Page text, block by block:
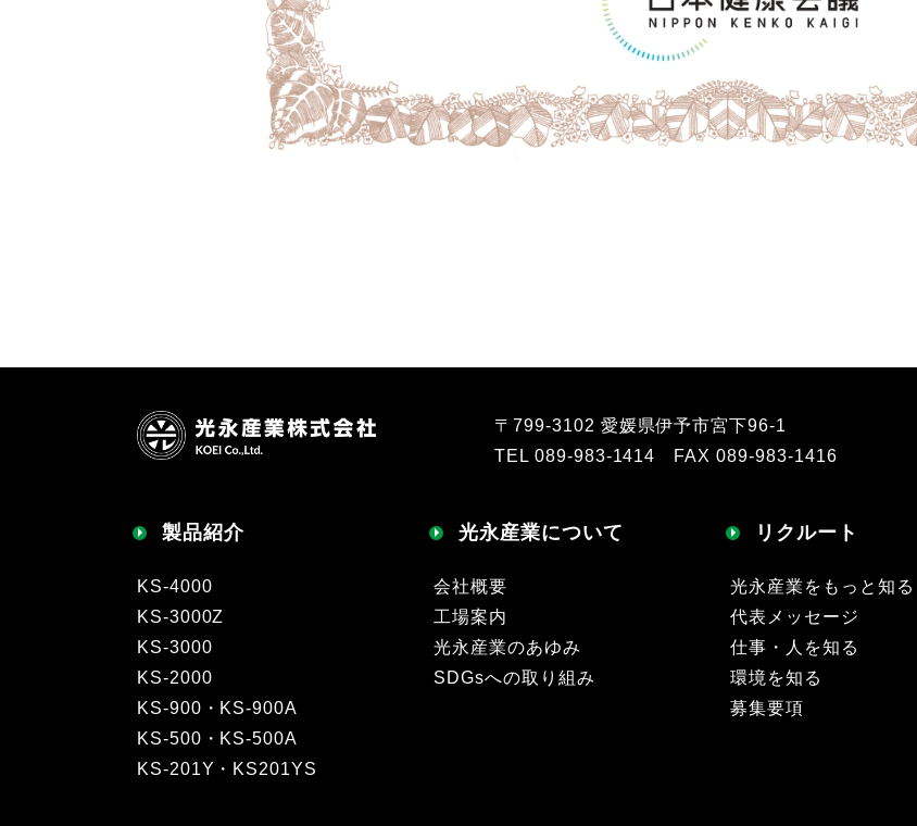
〒799-3102 愛媛県伊予市宮下96-1
TEL 089-983-1414 FAX 089-983-1416
製品紹介
KS-4000
KS-3000Z
KS-3000
KS-2000
KS-900・KS-900A
KS-500・KS-500A
KS-201Y・KS201YS
光永産業について
会社概要
工場案内
光永産業のあゆみ
SDGsへの取り組み
リクルート
光永産業をもっと知る
代表メッセージ
仕事・人を知る
環境を知る
募集要項